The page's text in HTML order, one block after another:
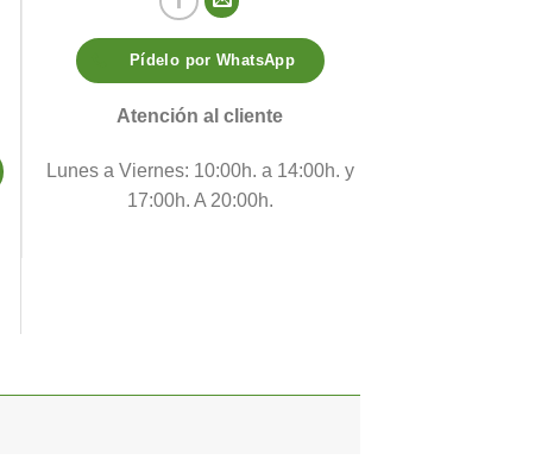
Pídelo por WhatsApp
Atención al cliente
Lunes a Viernes: 10:00h. a 14:00h. y
17:00h. A 20:00h.